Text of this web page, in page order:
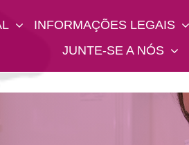
INFORMAÇÕES LEGAIS
JUNTE-SE A NÓS